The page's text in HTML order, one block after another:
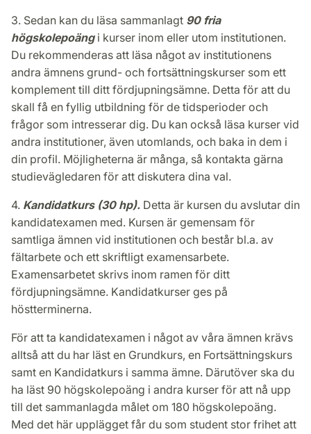
3. Sedan kan du läsa sammanlagt 90 fria
högskolepoängi kurser inom eller utom institutionen.
Du rekommenderas att läsa något av institutionens
andra ämnens grund- och fortsättningskurser som ett
komplement till ditt fördjupningsämne. Detta för att du
skall få en fyllig utbildning för de tidsperioder och
frågor som intresserar dig. Du kan också läsa kurser vid
andra institutioner, även utomlands, och baka in dem i
din profil. Möjligheterna är många, så kontakta gärna
studievägledaren för att diskutera dina val.
4. Kandidatkurs (30 hp). Detta är kursen du avslutar din
kandidatexamen med. Kursen är gemensam för
samtliga ämnen vid institutionen och består bl.a. av
fältarbete och ett skriftligt examensarbete.
Examensarbetet skrivs inom ramen för ditt
fördjupningsämne. Kandidatkurser ges på
höstterminerna.
För att ta kandidatexamen i något av våra ämnen krävs
alltså att du har läst en Grundkurs, en Fortsättningskurs
samt en Kandidatkurs i samma ämne. Därutöver ska du
ha läst 90 högskolepoäng i andra kurser för att nå upp
till det sammanlagda målet om 180 högskolepoäng.
Med det här upplägget får du som student stor frihet att